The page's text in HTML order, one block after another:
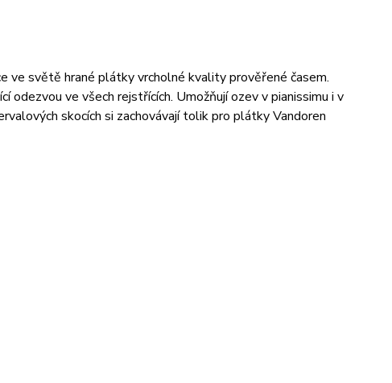
ve světě hrané plátky vrcholné kvality prověřené časem.
odezvou ve všech rejstřících. Umožňují ozev v pianissimu i v
skocích si zachovávají tolik pro plátky Vandoren